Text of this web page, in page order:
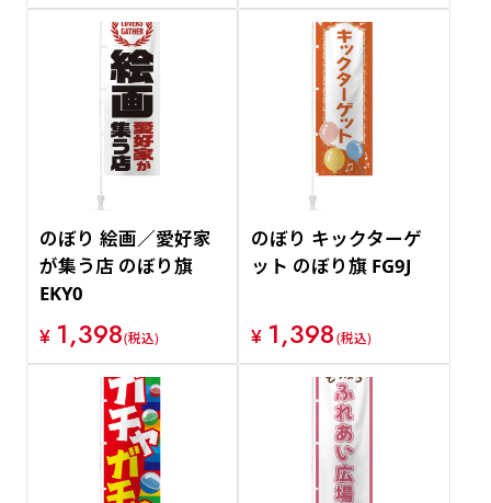
のぼり 絵画／愛好家
が集う店 のぼり旗
EKY0
¥ 1,398(税込)
のぼり キックターゲ
ット のぼり旗 FG9J
¥ 1,398(税込)